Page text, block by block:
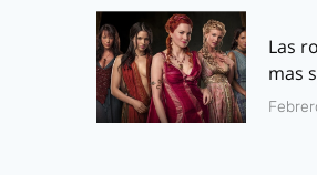
Las
mas